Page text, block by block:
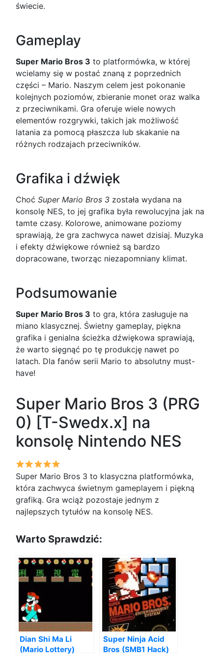
świecie.
Gameplay
Super Mario Bros 3 to platformówka, w której
wcielamy się w postać znaną z poprzednich
części – Mario. Naszym celem jest pokonanie
kolejnych poziomów, zbieranie monet oraz walka
z przeciwnikami. Gra oferuje wiele nowych
elementów rozgrywki, takich jak możliwość
latania za pomocą płaszcza lub skakanie na
różnych rodzajach przeciwników.
Grafika i dźwięk
Choć Super Mario Bros 3 została wydana na
konsolę NES, to jej grafika była rewolucyjna jak na
tamte czasy. Kolorowe, animowane poziomy
sprawiają, że gra zachwyca nawet dzisiaj. Muzyka
i efekty dźwiękowe również są bardzo
dopracowane, tworząc niezapomniany klimat.
Podsumowanie
Super Mario Bros 3 to gra, która zasługuje na
miano klasycznej. Świetny gameplay, piękna
grafika i genialna ścieżka dźwiękowa sprawiają,
że warto sięgnąć po tę produkcję nawet po
latach. Dla fanów serii Mario to absolutny must-
have!
Super Mario Bros 3 (PRG
0) [T-Swedx.x] na
konsolę Nintendo NES
Super Mario Bros 3 to klasyczna platformówka,
która zachwyca świetnym gameplayem i piękną
grafiką. Gra wciąż pozostaje jednym z
najlepszych tytułów na konsolę NES.
Warto Sprawdzić:
Dian Shi Ma Li
(Mario Lottery)
Super Ninja Acid
Bros (SMB1 Hack)